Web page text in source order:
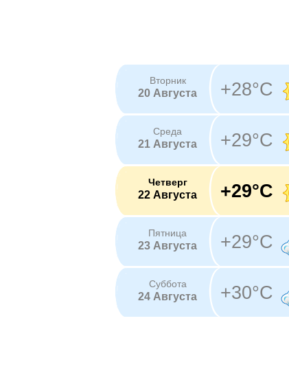
Вторник
20 Августа +28°C
Среда
21 Августа +29°C
Четверг
22 Августа +29°C
Пятница
23 Августа +29°C
Суббота
24 Августа +30°C